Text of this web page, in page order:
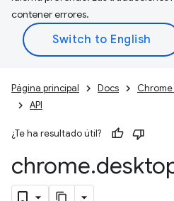
contener errores.
Página principal Docs
API
¿Te ha resultado útil?
chrome.